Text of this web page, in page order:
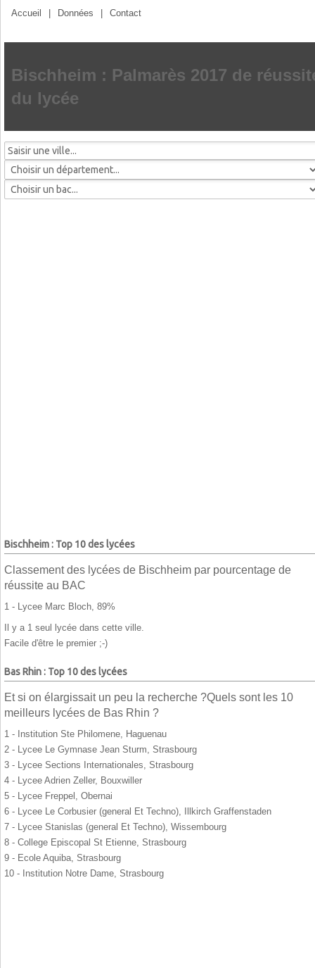
Accueil Données Contact
Bischheim : Palmarès 2017 de
du lycée
Bischheim : Top 10 des lycées
Classement des lycées de Bischheim par pourcentage de
réussite au BAC
1 - Lycee Marc Bloch, 89%
Il y a 1 seul lycée dans cette ville.
Facile d'être le premier ;-)
Bas Rhin : Top 10 des lycées
Et si on élargissait un peu la recherche ?Quels sont les 10
meilleurs lycées de Bas Rhin ?
1 - Institution Ste Philomene, Haguenau
2 - Lycee Le Gymnase Jean Sturm, Strasbourg
3 - Lycee Sections Internationales, Strasbourg
4 - Lycee Adrien Zeller, Bouxwiller
5 - Lycee Freppel, Obernai
6 - Lycee Le Corbusier (general Et Techno), Illkirch Graffenstaden
7 - Lycee Stanislas (general Et Techno), Wissembourg
8 - College Episcopal St Etienne, Strasbourg
9 - Ecole Aquiba, Strasbourg
10 - Institution Notre Dame, Strasbourg